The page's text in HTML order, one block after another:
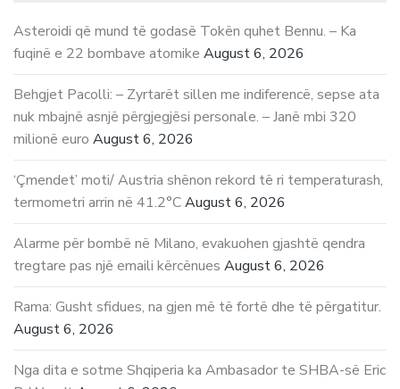
Asteroidi që mund të godasë Tokën quhet Bennu. – Ka
fuqinë e 22 bombave atomike August 6, 2026
Behgjet Pacolli: – Zyrtarët sillen me indiferencë, sepse ata
nuk mbajnë asnjë përgjegjësi personale. – Janë mbi 320
milionë euro August 6, 2026
‘Çmendet’ moti/ Austria shënon rekord të ri temperaturash,
termometri arrin në 41.2°CAugust 6, 2026
Alarme për bombë në Milano, evakuohen gjashtë qendra
tregtare pas një emaili kërcënues August 6, 2026
Rama: Gusht sfidues, na gjen më të fortë dhe të përgatitur.
August 6, 2026
Nga dita e sotme Shqiperia ka Ambasador te SHBA-së Eric